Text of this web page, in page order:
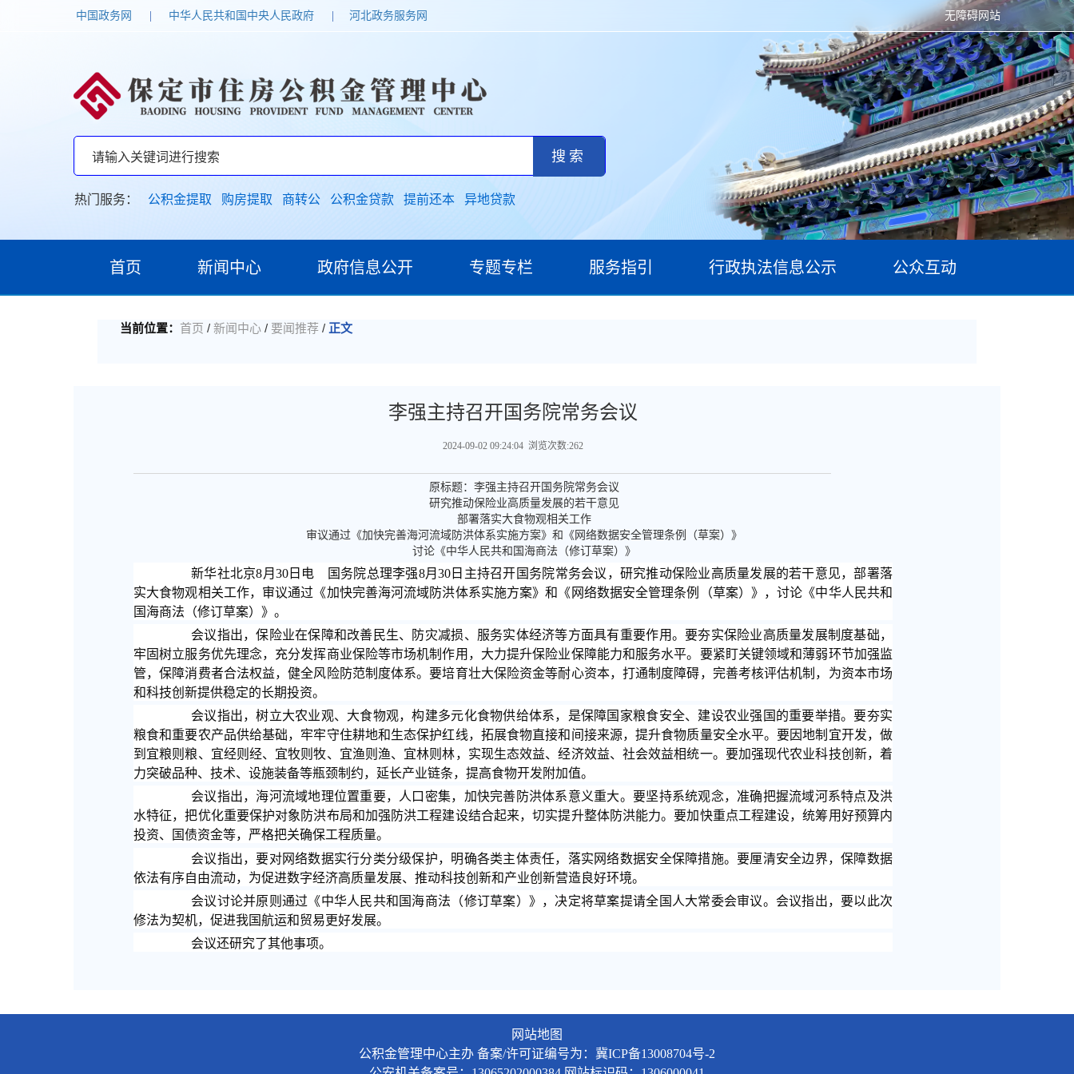
中国政务网 中华人民共和国中央人民政府 河北政务服务网 无障碍网站
热门服务： 公积金提取 购房提取 商转公 公积金贷款 提前还本 异地贷款
首页 新闻中心 政府信息公开 专题专栏 服务指引 行政执法信息公示 公众互动
当前位置： 首页 / 新闻中心 / 要闻推荐 / 正文
李强主持召开国务院常务会议
2024-09-02 09:24:04 浏览次数:262
原标题：李强主持召开国务院常务会议
研究推动保险业高质量发展的若干意见
部署落实大食物观相关工作
审议通过《加快完善海河流域防洪体系实施方案》和《网络数据安全管理条例（草案）》
讨论《中华人民共和国海商法（修订草案）》
新华社北京8月30日电 国务院总理李强8月30日主持召开国务院常务会议，研究推动保险业高质量发展的若干意见，部署落
实大食物观相关工作，审议通过《加快完善海河流域防洪体系实施方案》和《网络数据安全管理条例（草案）》，讨论《中华人民共和
国海商法（修订草案）》。
会议指出，保险业在保障和改善民生、防灾减损、服务实体经济等方面具有重要作用。要夯实保险业高质量发展制度基础，
牢固树立服务优先理念，充分发挥商业保险等市场机制作用，大力提升保险业保障能力和服务水平。要紧盯关键领域和薄弱环节加强监
管，保障消费者合法权益，健全风险防范制度体系。要培育壮大保险资金等耐心资本，打通制度障碍，完善考核评估机制，为资本市场
和科技创新提供稳定的长期投资。
会议指出，树立大农业观、大食物观，构建多元化食物供给体系，是保障国家粮食安全、建设农业强国的重要举措。要夯实
粮食和重要农产品供给基础，牢牢守住耕地和生态保护红线，拓展食物直接和间接来源，提升食物质量安全水平。要因地制宜开发，做
到宜粮则粮、宜经则经、宜牧则牧、宜渔则渔、宜林则林，实现生态效益、经济效益、社会效益相统一。要加强现代农业科技创新，着
力突破品种、技术、设施装备等瓶颈制约，延长产业链条，提高食物开发附加值。
会议指出，海河流域地理位置重要，人口密集，加快完善防洪体系意义重大。要坚持系统观念，准确把握流域河系特点及洪
水特征，把优化重要保护对象防洪布局和加强防洪工程建设结合起来，切实提升整体防洪能力。要加快重点工程建设，统筹用好预算内
投资、国债资金等，严格把关确保工程质量。
会议指出，要对网络数据实行分类分级保护，明确各类主体责任，落实网络数据安全保障措施。要厘清安全边界，保障数据
依法有序自由流动，为促进数字经济高质量发展、推动科技创新和产业创新营造良好环境。
会议讨论并原则通过《中华人民共和国海商法（修订草案）》，决定将草案提请全国人大常委会审议。会议指出，要以此次
修法为契机，促进我国航运和贸易更好发展。
会议还研究了其他事项。
网站地图
公积金管理中心主办 备案/许可证编号为：冀ICP备13008704号-2